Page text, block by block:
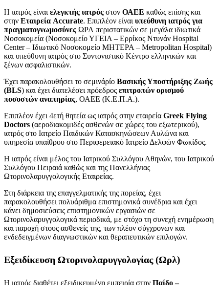
Η ιατρός είναι ελεγκτής ιατρός στον ΟΑΕΕ καθώς επίσης και
στην Εταιρεία Accurate. Επιπλέον είναι υπεύθυνη ιατρός για
πραγματογνωμοσύνες ΩΡΛ περιστατικών σε μεγάλα ιδιωτικά
Νοσοκομεία (Νοσοκομείο ΥΓΕΙΑ – Ερρίκος Ντυνάν Hospital
Center – Ιδιωτικό Νοσοκομείο ΜΗΤΕΡΑ – Metropolitan Hospital)
και υπεύθυνη ιατρός στο Συντονιστικό Κέντρο ελληνικών και
ξένων ασφαλιστικών.
Έχει παρακολουθήσει το σεμινάρίο Βασικής Υποστήριξης Ζωής
(BLS) και έχει διατελέσει πρόεδρος επιτροπών ορισμού
ποσοστών αναπηρίας, ΟΑΕΕ (Κ.Ε.Π.Α.).
Επιπλέον έχει 4ετή θητεία ως ιατρός στην εταιρεία Greek Flying
Doctors (αεροδιακομιδές ασθενών σε χώρες του εξωτερικού),
ιατρός στο Ιατρείο Παιδικών Κατασκηνώσεων Αυλώνα και
υπηρεσία υπαίθρου στο Περιφερειακό Ιατρείο Δελφών Φωκίδος.
Η ιατρός είναι μέλος του Ιατρικού Συλλόγου Αθηνών, του Ιατρικού
Συλλόγου Πειραιά καθώς και της Πανελλήνιας
Ωτορινολαρυγγολογικής Εταιρείας.
Στη διάρκεια της επαγγελματικής της πορείας, έχει
παρακολουθήσει πολυάριθμα επιστημονικά συνέδρια και έχει
κάνει δημοσιεύσεις επιστημονικών εργασιών σε
Ωτορινολαρυγγολογικά περιοδικά, με στόχο τη συνεχή ενημέρωση
και παροχή στους ασθενείς της, των πλέον σύγχρονων και
ενδεδειγμένων διαγνωστικών και θεραπευτικών επιλογών.
Εξειδίκευση Ωτορινολαρυγγολογίας (Ωρλ)
Η ιατρός διαθέτει εξειδικευμένη εμπειρία στην Παίδο –